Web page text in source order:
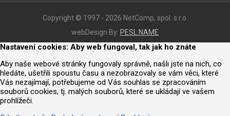
Copyright © 1997 - 2026 NetComp, spol. s r.o.
webDesign By: PESL.NAME
Nastavení cookies: Aby web fungoval, tak jak ho znáte
Aby naše webové stránky fungovaly správně, našli jste na nich, co
hledáte, ušetřili spoustu času a nezobrazovaly se vám věci, které
Vás nezajímají, potřebujeme od Vás souhlas se zpracováním
souborů cookies, tj. malých souborů, které se ukládají ve vašem
prohlížeči.